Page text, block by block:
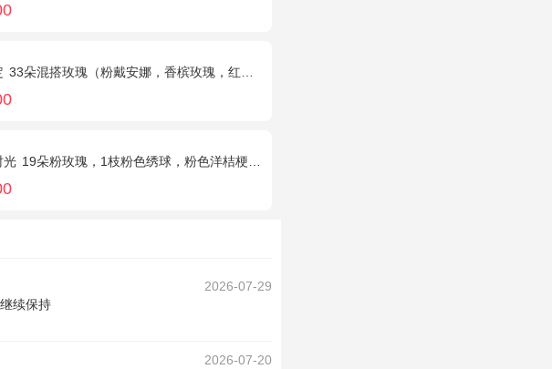
33朵混搭玫瑰（粉戴安娜，香槟玫瑰，红玫瑰），相思梅、绿叶搭配
光 19朵粉玫瑰，1枝粉色绣球，粉色洋桔梗、白色乒乓菊、尤加利搭配
2026-07-29
续保持
2026-07-20